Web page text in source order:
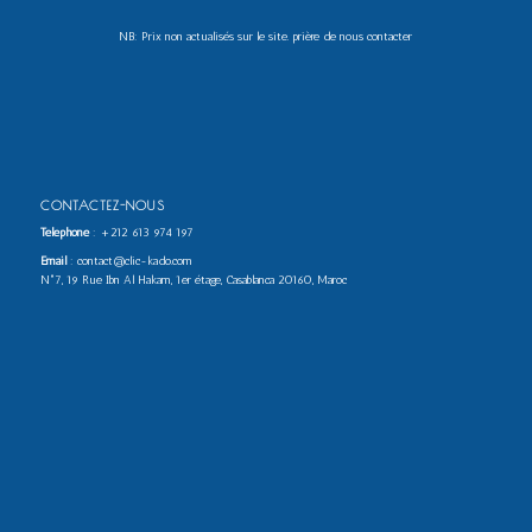
NB: Prix non actualisés sur le site. prière de nous contacter
CONTACTEZ-NOUS
Téléphone: +212 613 974 197
Email : contact@clic-kado.com
N°7, 19 Rue Ibn Al Hakam, 1er étage, Casablanca 20160, Maroc